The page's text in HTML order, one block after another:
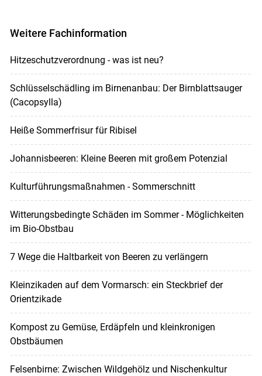
Weitere Fachinformation
Hitzeschutzverordnung - was ist neu?
Schlüsselschädling im Birnenanbau: Der Birnblattsauger
(Cacopsylla)
Heiße Sommerfrisur für Ribisel
Johannisbeeren: Kleine Beeren mit großem Potenzial
Kulturführungsmaßnahmen - Sommerschnitt
Witterungsbedingte Schäden im Sommer - Möglichkeiten
im Bio-Obstbau
7 Wege die Haltbarkeit von Beeren zu verlängern
Kleinzikaden auf dem Vormarsch: ein Steckbrief der
Orientzikade
Kompost zu Gemüse, Erdäpfeln und kleinkronigen
Obstbäumen
Felsenbirne: Zwischen Wildgehölz und Nischenkultur